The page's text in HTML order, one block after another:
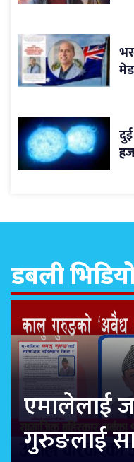
डबली
एमालेलाई
गुरुङलाई